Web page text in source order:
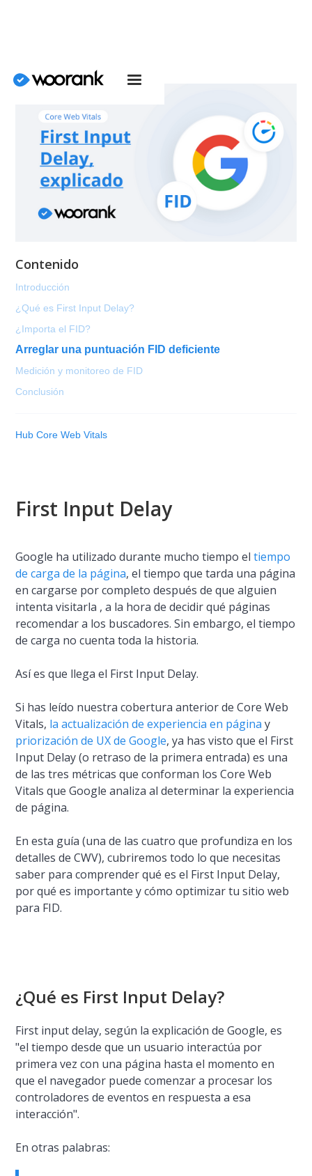
Contenido
Introducción
¿Qué es First Input Delay?
¿Importa el FID?
Arreglar una puntuación FID deficiente
Medición y monitoreo de FID
Conclusión
Hub Core Web Vitals
First Input Delay
Google ha utilizado durante mucho tiempo eltiempo
de carga de la página, el tiempo que tarda una página
en cargarse por completo después de que alguien
intenta visitarla , a la hora de decidir qué páginas
recomendar a los buscadores. Sin embargo, el tiempo
de carga no cuenta toda la historia.
Así es que llega el First Input Delay.
Si has leído nuestra cobertura anterior de Core Web
Vitals, la actualización de experiencia en página y
priorización de UX de Google, ya has visto que el First
Input Delay (o retraso de la primera entrada) es una
de las tres métricas que conforman los Core Web
Vitals que Google analiza al determinar la experiencia
de página.
En esta guía (una de las cuatro que profundiza en los
detalles de CWV), cubriremos todo lo que necesitas
saber para comprender qué es el First Input Delay,
por qué es importante y cómo optimizar tu sitio web
para FID.
¿Qué es First Input Delay?
First input delay, según la explicación de Google, es
"el tiempo desde que un usuario interactúa por
primera vez con una página hasta el momento en
que el navegador puede comenzar a procesar los
controladores de eventos en respuesta a esa
interacción".
En otras palabras: